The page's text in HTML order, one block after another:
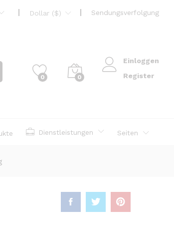
Dollar ($) Sendungsverfolgung
0 0
Einloggen
Register
Dienstleistungen Seiten